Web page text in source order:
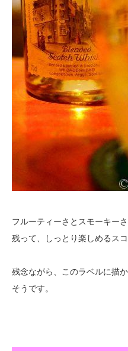
フルーティーさとスモーキー
残って、しっとり楽しめるスコ
残念ながら、このラベルに描
そうです。